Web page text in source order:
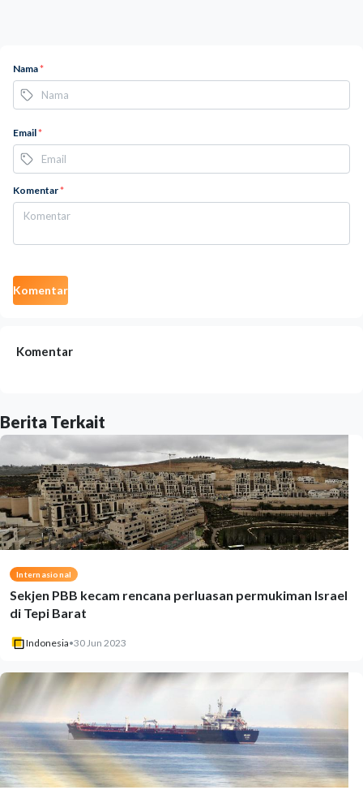
Nama*
Email*
Komentar*
Komentar
Komentar
Berita Terkait
Internasional
Sekjen PBB kecam rencana perluasan permukiman Israel
di Tepi Barat
Indonesia•30 Jun 2023